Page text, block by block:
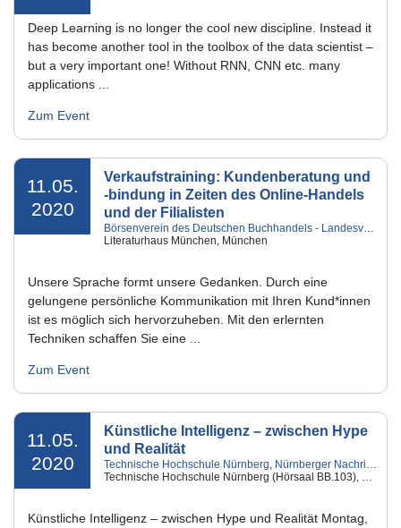
Deep Learning is no longer the cool new discipline. Instead it
has become another tool in the toolbox of the data scientist –
but a very important one! Without RNN, CNN etc. many
applications ...
Zum Event
11.05.
2020
Verkaufstraining: Kundenberatung und
-bindung in Zeiten des Online-Handels
und der Filialisten
Börsenverein des Deutschen Buchhandels - Landesverband Bayern e.V.
Literaturhaus München, München
Unsere Sprache formt unsere Gedanken. Durch eine
gelungene persönliche Kommunikation mit Ihren Kund*innen
ist es möglich sich hervorzuheben. Mit den erlernten
Techniken schaffen Sie eine ...
Zum Event
11.05.
2020
Künstliche Intelligenz – zwischen Hype
und Realität
Technische Hochschule Nürnberg, Nürnberger Nachrichten
Technische Hochschule Nürnberg (Hörsaal BB.103), Nürnberg
Künstliche Intelligenz – zwischen Hype und Realität Montag,